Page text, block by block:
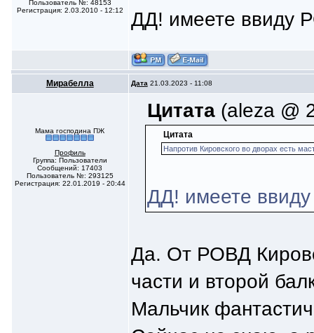
Пользователь №: 48153
Регистрация: 2.03.2010 - 12:12
ДД! имеете ввиду
Мирабелла Дата 21.03.2023 - 11:08
Мама господина ПЖ
Профиль
Группа: Пользователи
Сообщений: 17403
Пользователь №: 293125
Регистрация: 22.01.2019 - 20:44
Цитата (aleza @
Цитата
Напротив Кировского во дворах есть
ДД! имеете
Да. От РОВД
части и второй
Мальчик